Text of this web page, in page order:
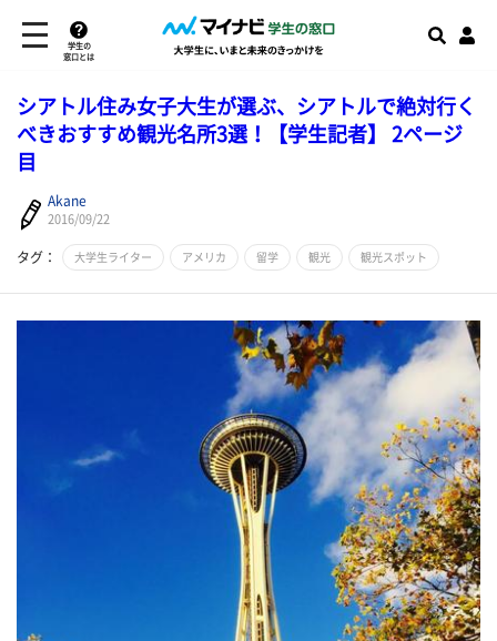
学生の
窓口とは
シアトル住み女子大生が選ぶ、シアトルで絶対行く
べきおすすめ観光名所3選！【学生記者】 2ページ
目
Akane
2016/09/22
タグ： 大学生ライター アメリカ 留学 観光 観光スポット